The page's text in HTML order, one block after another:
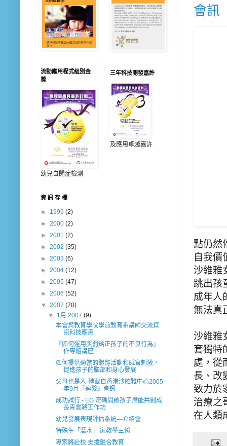
會訊
點仍然
自我價
沙維雅
跳出孩
成年人
無法真
沙維雅
套獨特
處，從
長、改
致力於
治療之
在人類
流動應用程式組別金
獎
幼兒自閉症檢測
三年科技開發嘉許
及應用卓越嘉許
資 訊 存 檔
► 1999 (2)
► 2000 (2)
► 2001 (2)
► 2002 (35)
► 2003 (6)
► 2004 (12)
► 2005 (47)
► 2006 (52)
▼ 2007 (70)
▼ 1月 2007(9)
本會與教育學院學前教育系講師交流資
訊科技應用
『如何運用獎罰矯正孩子的不良行為』
作專題講座
如何提供適當的體能活動和感官刺激，
促進孩子的腦部和身心發展
父母也是人-轉載自香港沙維雅中心2005
年9月『連繫』會訊
成功試行 - EG 密碼開啟孩子潛能共創成
長青雲路工作坊
幼兒發展表現評估系統—介紹會
特殊生「潛水」 家教學三輸
專家將赴校 支援融合教育